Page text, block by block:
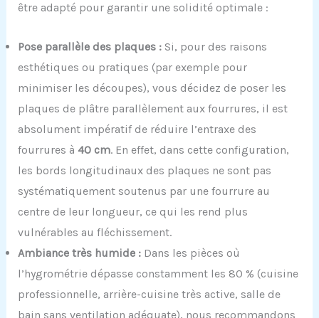
être adapté pour garantir une solidité optimale :
Pose parallèle des plaques :Si, pour des raisons
esthétiques ou pratiques (par exemple pour
minimiser les découpes), vous décidez de poser les
plaques de plâtre parallèlement aux fourrures, il est
absolument impératif de réduire l’entraxe des
fourrures à 40 cm. En effet, dans cette configuration,
les bords longitudinaux des plaques ne sont pas
systématiquement soutenus par une fourrure au
centre de leur longueur, ce qui les rend plus
vulnérables au fléchissement.
Ambiance très humide :Dans les pièces où
l’hygrométrie dépasse constamment les 80 % (cuisine
professionnelle, arrière-cuisine très active, salle de
bain sans ventilation adéquate), nous recommandons